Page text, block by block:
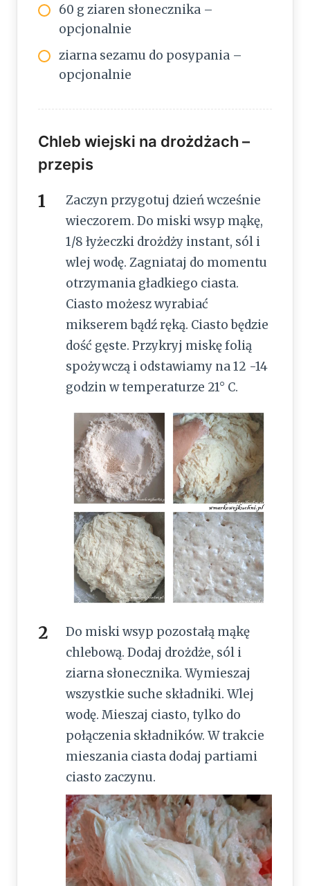
60 g ziaren słonecznika –
opcjonalnie
ziarna sezamu do posypania –
opcjonalnie
Chleb wiejski na drożdżach –
przepis
Zaczyn przygotuj dzień wcześnie
wieczorem. Do miski wsyp mąkę,
1/8 łyżeczki drożdży instant, sól i
wlej wodę. Zagniataj do momentu
otrzymania gładkiego ciasta.
Ciasto możesz wyrabiać
mikserem bądź ręką. Ciasto będzie
dość gęste. Przykryj miskę folią
spożywczą i odstawiamy na 12 -14
godzin w temperaturze 21° C.
Do miski wsyp pozostałą mąkę
chlebową. Dodaj drożdże, sól i
ziarna słonecznika. Wymieszaj
wszystkie suche składniki. Wlej
wodę. Mieszaj ciasto, tylko do
połączenia składników. W trakcie
mieszania ciasta dodaj partiami
ciasto zaczynu.